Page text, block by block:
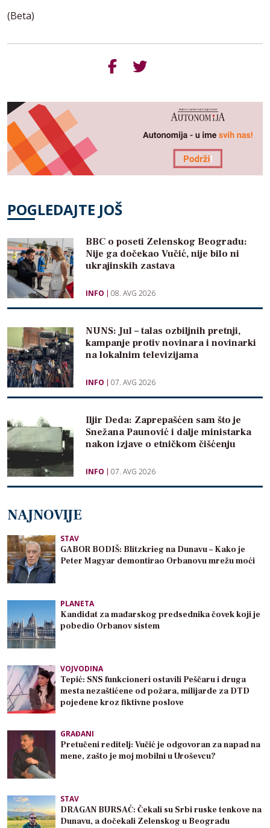
(Beta)
POGLEDAJTE JOŠ
BBC o poseti Zelenskog Beogradu:
Nije ga dočekao Vučić, nije bilo ni
ukrajinskih zastava
INFO 08. AVG 2026
NUNS: Jul – talas ozbiljnih pretnji,
kampanje protiv novinara i novinarki
na lokalnim televizijama
INFO 07. AVG 2026
Iljir Deda: Zaprepašćen sam što je
Snežana Paunović i dalje ministarka
nakon izjave o etničkom čišćenju
INFO 07. AVG 2026
NAJNOVIJE
STAV
GABOR BODIŠ: Blitzkrieg na Dunavu – Kako je
Peter Magyar demontirao Orbanovu mrežu moći
PLANETA
Kandidat za mađarskog predsednika čovek koji je
pobedio Orbanov sistem
VOJVODINA
Tepić: SNS funkcioneri ostavili Peščaru i druga
mesta nezaštićene od požara, milijarde za DTD
pojedene kroz fiktivne poslove
GRAĐANI
Pretučeni reditelj: Vučić je odgovoran za napad na
mene, zašto je moj mobilni u Uroševcu?
STAV
DRAGAN BURSAĆ: Čekali su Srbi ruske tenkove na
Dunavu, a dočekali Zelenskog u Beogradu